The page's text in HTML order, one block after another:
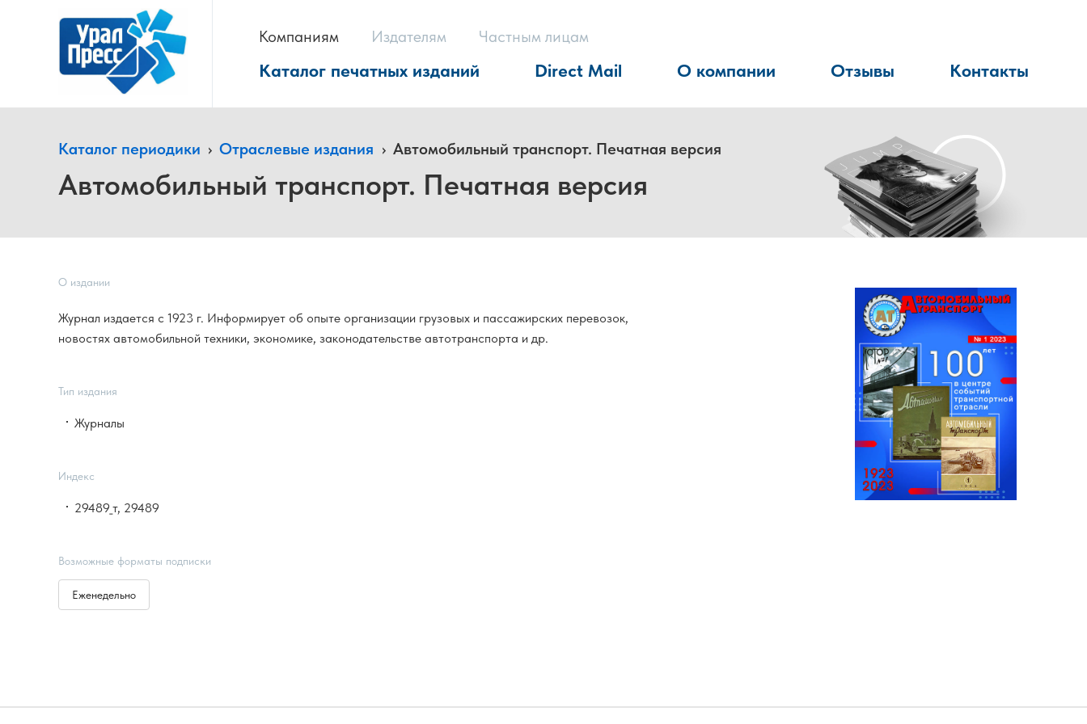
Компаниям Издателям Частным лицам
Каталог печатных изданий Direct Mail О компании Отзывы Контакты
Каталог периодики › Отраслевые издания › Автомобильный транспорт. Печатная версия
Автомобильный транспорт. Печатная версия
О издании
Журнал издается с 1923 г. Информирует об опыте организации грузовых и пассажирских перевозок,
новостях автомобильной техники, экономике, законодательстве автотранспорта и др.
Тип издания
Журналы
Индекс
29489_т, 29489
Возможные форматы подписки
Еженедельно